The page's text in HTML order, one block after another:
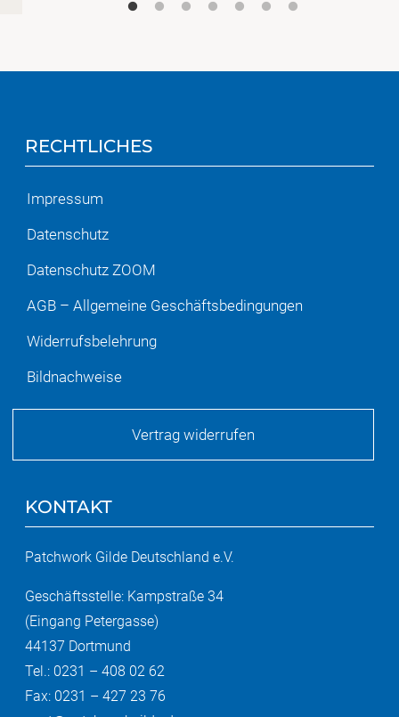
RECHTLICHES
Impressum
Datenschutz
Datenschutz ZOOM
AGB – Allgemeine Geschäftsbedingungen
Widerrufsbelehrung
Bildnachweise
Vertrag widerrufen
KONTAKT
Patchwork Gilde Deutschland e.V.
Geschäftsstelle: Kampstraße 34
(Eingang Petergasse)
44137 Dortmund
Tel.: 0231 – 408 02 62
Fax: 0231 – 427 23 76